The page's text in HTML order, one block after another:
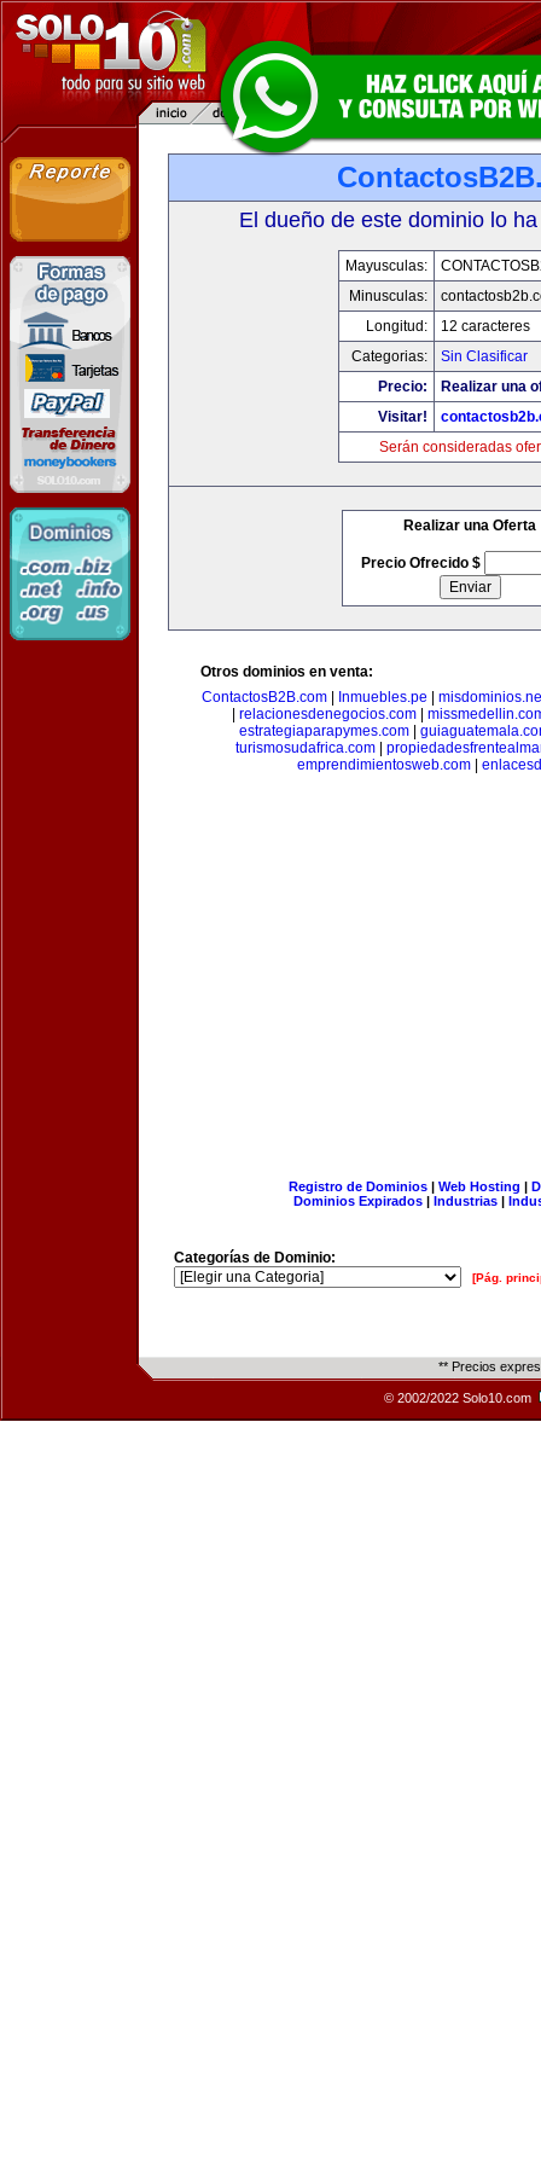
El dueño de este dominio lo
Mayusculas:
Minusculas:
Longitud:
12 caracteres
Categorias:
Sin Clasificar
Precio:
Realizar una
Visitar!
Serán consideradas
Realizar una Oferta
Precio Ofrecido $
Otros dominios en venta:
ContactosB2B.com
Inmuebles.pe
relacionesdenegocios.com|
estrategiaparapymes.com|
turismosudafrica.com
emprendimientosweb.com
Registro de Dominios| Web Hosting |
Dominios Expirados | Industrias |
Categorías de Dominio:
[Pág.
** Precios
© 2002/2022 Solo10.com